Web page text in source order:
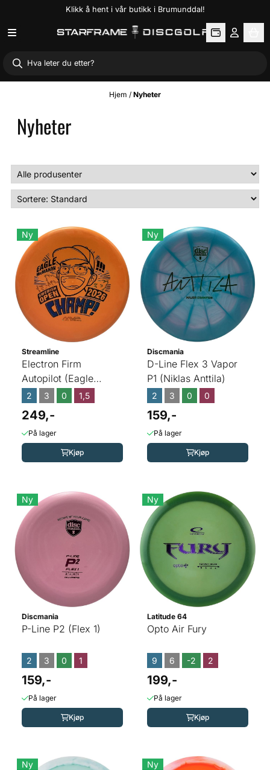
Hopp til innholdKlikk å hent i vår butikk i Brumunddal!
Hjem / Nyheter
Nyheter
Ny
Streamline
Electron Firm
Autopilot (Eagle
McMahon)
2 3 0 1,5
249,-
På lager
Kjøp
Ny
Discmania
D-Line Flex 3 Vapor
P1 (Niklas Anttila)
2 3 0 0
159,-
På lager
Kjøp
Ny
Discmania
P-Line P2 (Flex 1)
2 3 0 1
159,-
På lager
Kjøp
Ny
Latitude 64
Opto Air Fury
9 6 -2 2
199,-
På lager
Kjøp
Ny Ny